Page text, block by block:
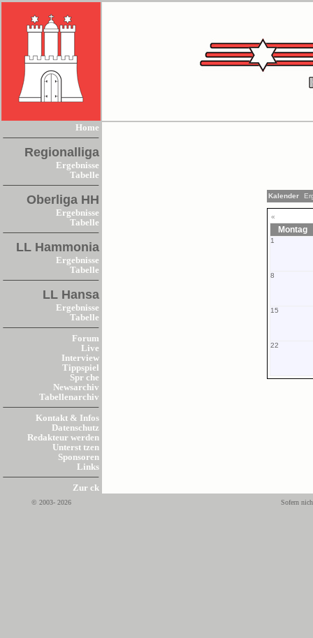
Home
Regionalliga
Ergebnisse
Tabelle
Oberliga HH
Ergebnisse
Tabelle
LL Hammonia
Ergebnisse
Tabelle
LL Hansa
Ergebnisse
Tabelle
Forum
Live
Interview
Tippspiel
Spr che
Newsarchiv
Tabellenarchiv
Kontakt & Infos
Datenschutz
Redakteur werden
Unterst tzen
Sponsoren
Links
Zur ck
Kalender
«
Montag
1
8
15
22
© 2003- 2026 Sofern